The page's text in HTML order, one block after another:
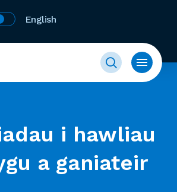
English
i hawliau
a ganiateir